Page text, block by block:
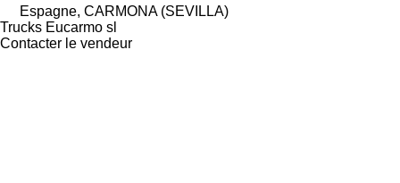
Espagne, CARMONA (SEVILLA)
Trucks Eucarmo sl
Contacter le vendeur